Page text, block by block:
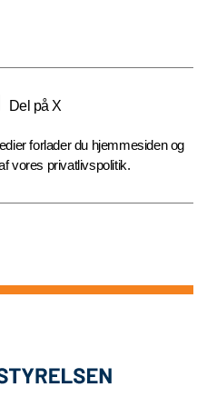
Del på X
forlader du hjemmesiden og
vores privatlivspolitik.